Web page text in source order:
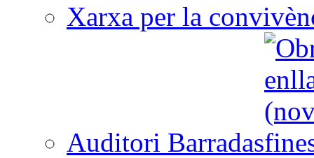
Xarxa per la
Auditori Barradas